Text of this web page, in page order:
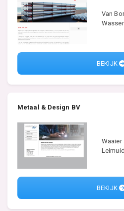
Van
BEKIJK
Metaal & Design BV
Waaier
BEKIJK